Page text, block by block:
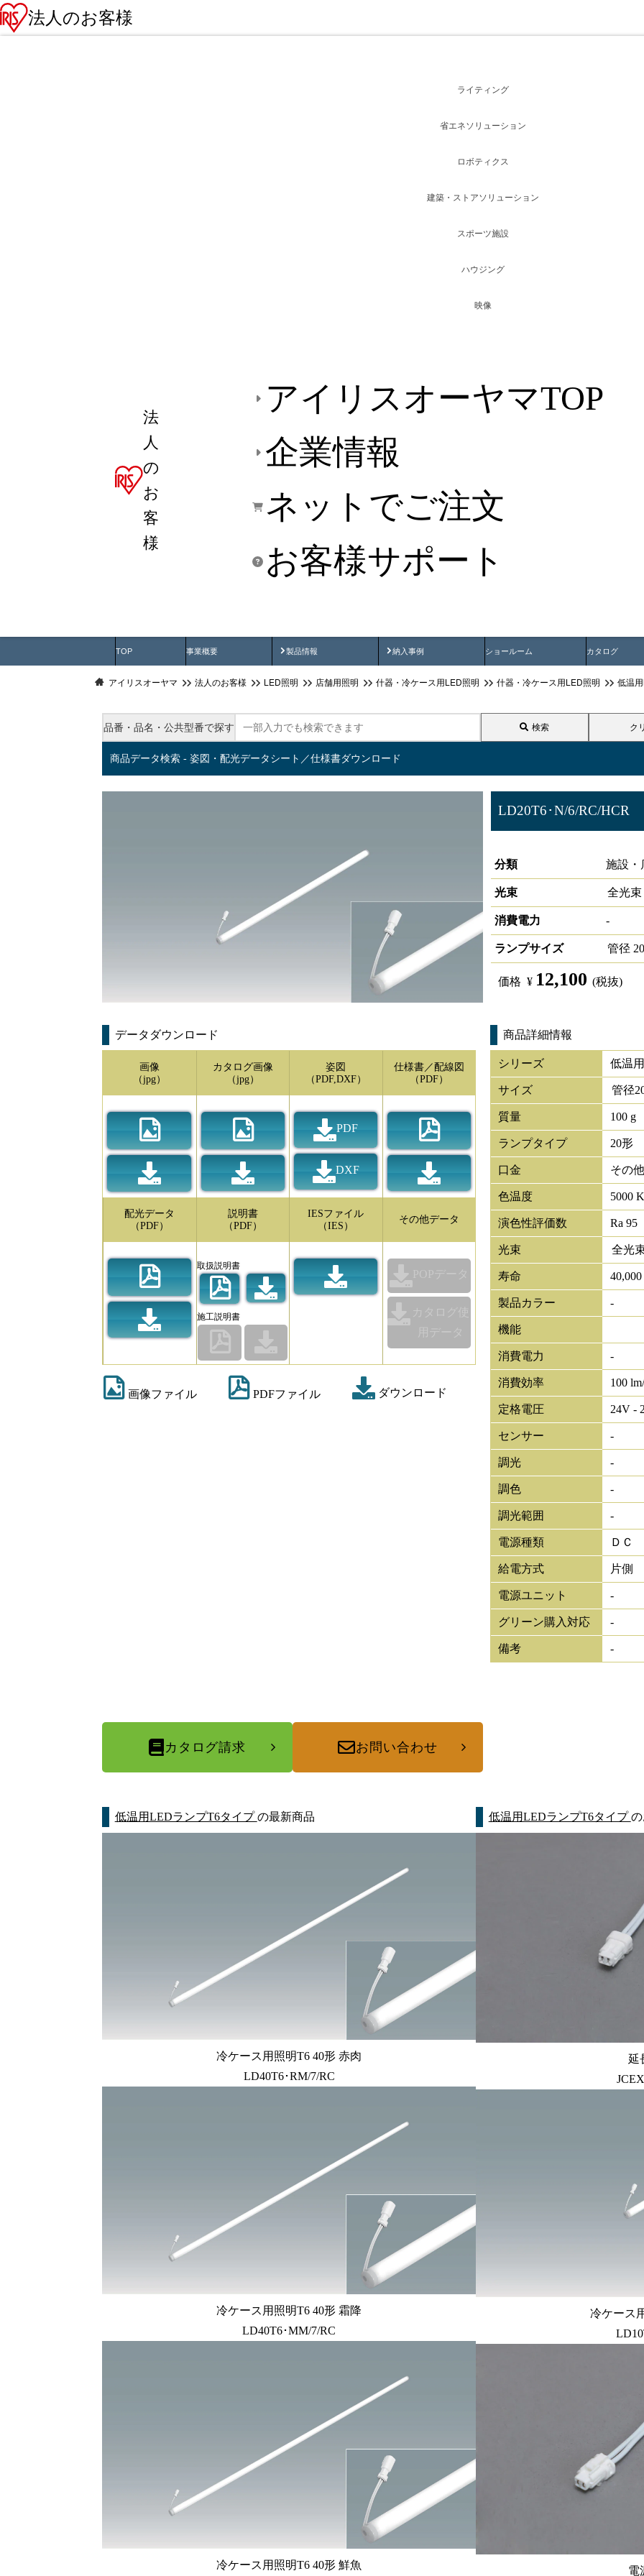
法人のお客様
法
人
の
お
客
様
アイリスオーヤマTOP
企業情報
ネットでご注文
お客様サポート
ライティング
省エネソリューション
ロボティクス
建築・ストアソリューション
スポーツ施設
ハウジング
映像
TOP 事業概要 製品情報
製品動画 納入事例
納入事例動画 ショールーム カタログ
アイリスオーヤマ 法人のお客様 LED照明 店舗用照明 什器・冷ケース用LED照明 什器・冷ケース用LED照明 低温
品番・品名・公共型番で探す 検索 ク
商品データ検索 - 姿図・配光データシート／仕様書ダウンロード
LD20T6･N/6/RC/HCR
分類
施設
光束 全光束
消費電力 -
ランプサイズ 管径 20
価格 ¥ 12,100 (税抜)
データダウンロード
画像
（jpg）
カタログ画像
（jpg）
姿図
（PDF,DXF）
PDF
DXF
仕様書／配線図
（PDF）
配光データ
（PDF）
説明書
（PDF）
取扱説明書
施工説明書
IESファイル
（IES）
その他データ
POPデータ
カタログ使
用データ
画像ファイル PDFファイル ダウンロード
商品詳細情報
シリーズ 低温
サイズ 管径
質量 100 g
ランプタイプ 20形
口金 その他
色温度 5000 K
演色性評価数 Ra 95
光束 全光
寿命
製品カラー -
機能
消費電力 -
消費効率 100
定格電圧 24V -
センサー -
調光 -
調色 -
調光範囲 -
電源種類 ＤＣ
給電方式 片側
電源ユニット -
グリーン購入対応 -
備考 -
カタログ請求 お問い合わせ
低温用LEDランプT6タイプの最新商品
冷ケース用照明T6 40形 赤肉
LD40T6･RM/7/RC
冷ケース用照明T6 40形 霜降
LD40T6･MM/7/RC
冷ケース用照明T6 40形 鮮魚
低温用LEDランプT6タイプ
延
冷ケース
電